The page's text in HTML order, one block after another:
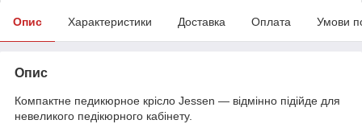
Опис Характеристики Доставка Оплата Умови
Опис
Компактне педикюрное крісло Jessen — відмінно підійде для
невеликого педікюрного кабінету.